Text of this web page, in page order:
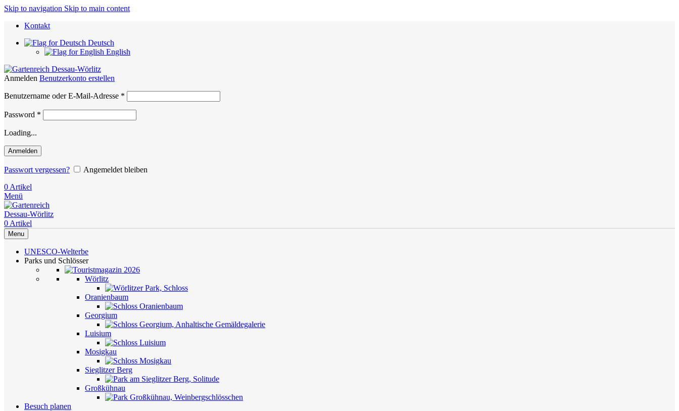
Skip to navigation Skip to main content
Kontakt
Deutsch
English
Anmelden Benutzerkonto erstellen
Benutzername oder E-Mail-Adresse *
Password *
Loading...
Anmelden
Passwort vergessen?
Angemeldet bleiben
0 Artikel
Menü
0 Artikel
Menu
UNESCO-Welterbe
Parks und Schlösser
Wörlitz
Oranienbaum
Georgium
Luisium
Mosigkau
Sieglitzer Berg
Großkühnau
Besuch planen